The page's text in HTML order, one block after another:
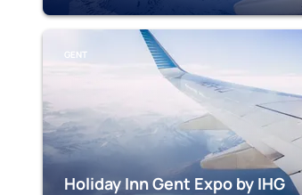
GENT
Holiday Inn Gent Expo by IHG